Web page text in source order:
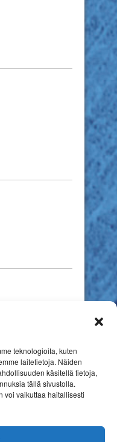
teknologioita, kuten
laitetietoja. Näiden
käsitellä tietoja,
tällä sivustolla.
voi vaikuttaa haitallisesti